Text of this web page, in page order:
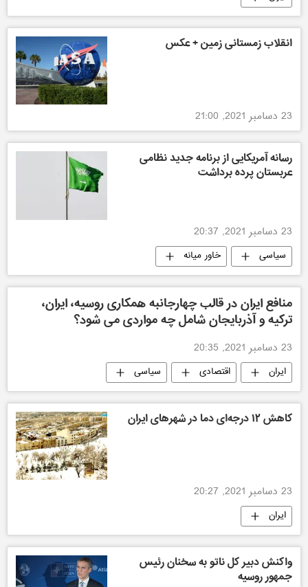
انقلاب زمستانی زمین + عکس
23 دسامبر 2021, 21:00
رسانه آمریکایی از برنامه جدید نظامی
عربستان پرده برداشت
23 دسامبر 2021, 20:37
سیاسی خاور میانه
منافع ایران در قالب چهارجانبه همکاری روسیه، ایران،
ترکیه و آذربایجان شامل چه مواردی می شود؟
23 دسامبر 2021, 20:35
ایران اقتصادی
سیاسی
روسیه
ارمنستان
گزارش و تحلیل
جهان
کاهش ۱۲ درجه‌ای دما در شهرهای ایران
23 دسامبر 2021, 20:27
ایران
واکنش دبیر کل ناتو به سخنان رئیس
جمهور روسیه